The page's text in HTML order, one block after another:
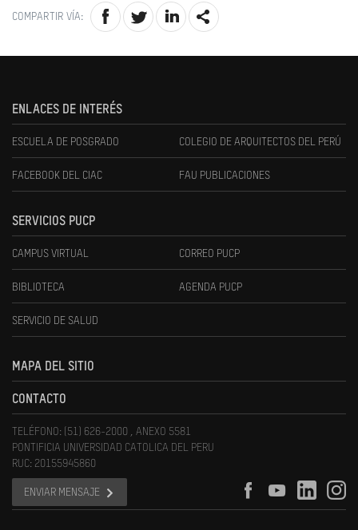
COMPARTIR VÍA:
ENLACES DE INTERÉS
ESCUELA DE POSGRADO COLEGIO DE ARQUITECTOS DEL PERÚ
FACEBOOK DEL CIAC FAU PUBLICACIONES
SERVICIOS PUCP
CAMPUS VIRTUAL CORREO PUCP
BIBLIOTECA AGENDA PUCP
SERVICIO DE SALUD
MAPA DEL SITIO
CONTACTO
TELÉFONO: (51) 626-2000 , ANEXO 5581
PONTIFICIA UNIVERSIDAD CATOLICA DEL PERU
RUC: 20155945860
ENVIAR MENSAJE